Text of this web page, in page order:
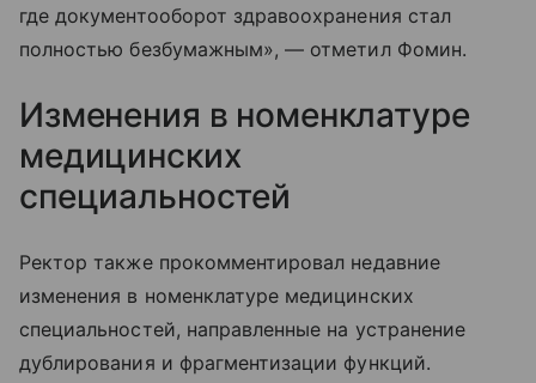
где документооборот здравоохранения стал
полностью безбумажным», — отметил Фомин.
Изменения в номенклатуре
медицинских
специальностей
Ректор также прокомментировал недавние
изменения в номенклатуре медицинских
специальностей, направленные на устранение
дублирования и фрагментизации функций.